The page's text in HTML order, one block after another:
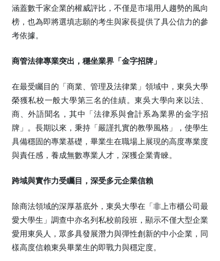
涵蓋數千家企業的權威評比，不僅是市場用人趨勢的風向
榜，也為即將選填志願的考生與家長提供了具公信力的參
考依據。
商管法律專業突出，穩坐業界「金字招牌」
在最受矚目的「商業、管理及法律業」領域中，東吳大學
榮獲私校一般大學第三名的佳績。東吳大學向來以法、
商、外語聞名，其中「法律系與會計系為業界的金字招
牌」。長期以來，秉持「嚴謹扎實的教學風格」，使學生
具備穩固的專業基礎，畢業生在職場上展現的高度專業度
與責任感，養成無數專業人才，深獲企業青睞。
跨域與實作力受矚目，深受多元企業信賴
除商法領域的深厚基底外，東吳大學在「非上市櫃公司最
愛大學生」調查中亦名列私校前段班，顯示不僅大型企業
愛用東吳人，眾多具發展潛力與彈性創新的中小企業，同
樣高度信賴東吳畢業生的即戰力與穩定度。